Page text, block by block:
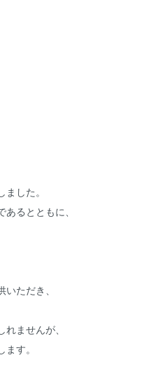
した。
るとともに、
ただき、
ませんが、
す。